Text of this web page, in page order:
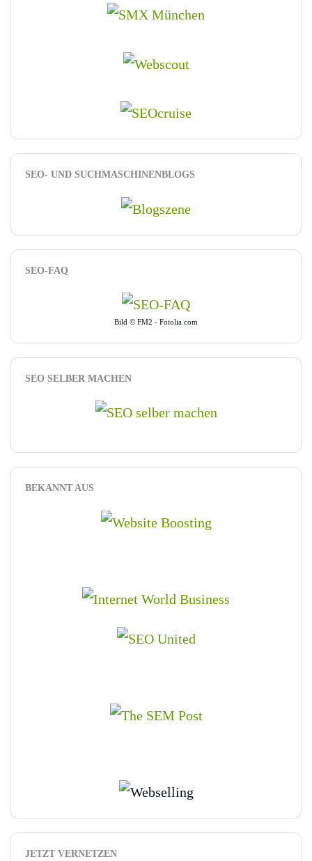
SEO- UND SUCHMASCHINENBLOGS
SEO-FAQ
Bild © FM2 - Fotolia.com
SEO SELBER MACHEN
BEKANNT AUS
JETZT VERNETZEN